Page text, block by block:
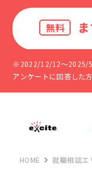
無料
※2022/12/12～2025/5/
アンケートに回答した
HOME 就職相談エ